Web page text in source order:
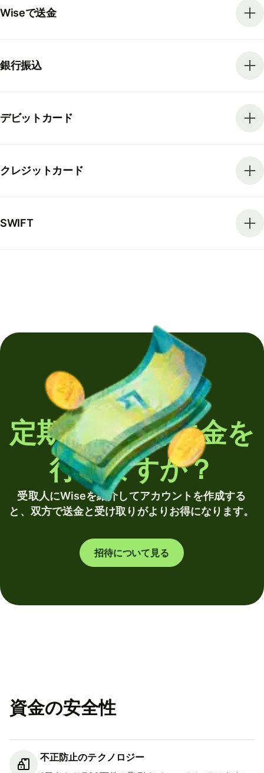
Wiseで送金
銀行振込
デビットカード
クレジットカード
SWIFT
定期的に海外送金を
行いますか？
受取人にWiseを紹介してアカウントを作成する
と、双方で送金と受け取りがよりお得になります。
招待について見る
資金の安全性
不正防止のテクノロジー